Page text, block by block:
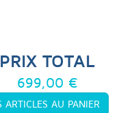
PRIX TOTAL
699,00 €